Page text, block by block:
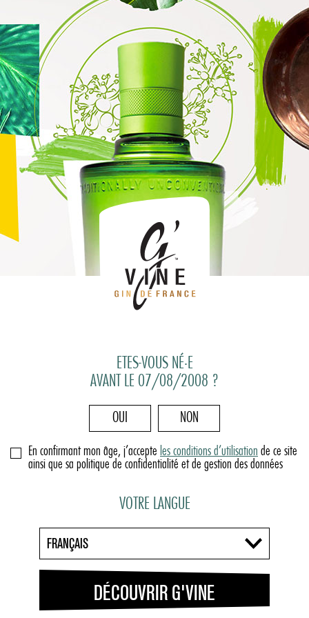
ETES-VOUS NÉ·E
AVANT LE 07/08/2008 ?
OUI NON
En confirmant mon âge, j’accepte les conditions d’utilisation de ce site
ainsi que sa politique de confidentialité et de gestion des données
VOTRE LANGUE
avril 2019
Le gin avec de la menthe
Posté le 16 avril 2019 dans par G'Vine.
Le gin : avec ou sans gluten ?
Posté le dans Santépar G'Vine.
Qu’est-ce que la fleur de raisin ?
Posté le dans Produitpar G'Vine.
Gin au miel
Posté le dansCocktailspar G'Vine.
Pourquoi le Gin G’Vine est vert ?
Posté le dans Produitpar G'Vine.
Comment préparer un Gin Tonic ?
Posté le dans Gin Tonicpar G'Vine.
Est-ce que le gin gèle ?
Posté le dans Produitpar G'Vine.
Boire du gin pour guérir la grippe : mythe ou réalité ?
Santépar G'Vine.
Comment choisir votre gin ?
par G'Vine.